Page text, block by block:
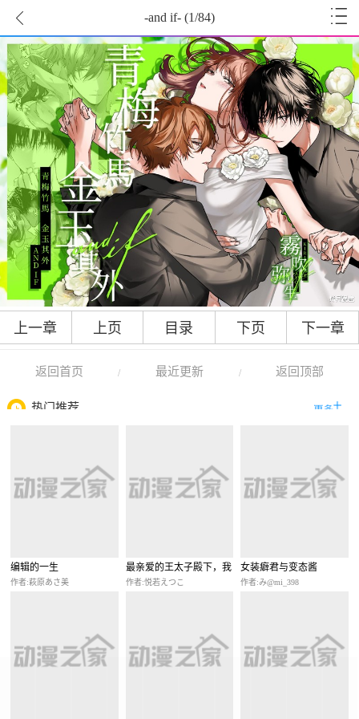
-and if- (1/84)
上一章 上页 目录 下页 下一章
返回首页 / 最近更新 / 返回顶部
热门推荐
编辑的一生
作者:萩原あさ美
最亲爱的王太子殿下，我
不想当侧室了！
作者:悦若えつこ
女装癖君与变态酱
作者:み@mi_398